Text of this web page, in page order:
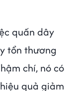
quấn dây
tổn thương
chí, nó có
quả giảm